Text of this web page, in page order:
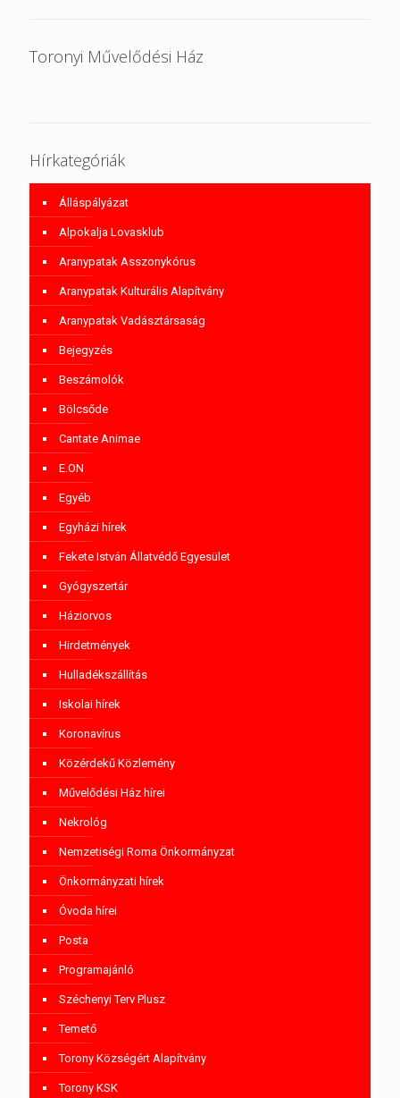
Toronyi Művelődési Ház
Hírkategóriák
Álláspályázat
Alpokalja Lovasklub
Aranypatak Asszonykórus
Aranypatak Kulturális Alapítvány
Aranypatak Vadásztársaság
Bejegyzés
Beszámolók
Bölcsőde
Cantate Animae
E.ON
Egyéb
Egyházi hírek
Fekete István Állatvédő Egyesület
Gyógyszertár
Háziorvos
Hirdetmények
Hulladékszállítás
Iskolai hírek
Koronavírus
Közérdekű Közlemény
Művelődési Ház hírei
Nekrológ
Nemzetiségi Roma Önkormányzat
Önkormányzati hírek
Óvoda hírei
Posta
Programajánló
Széchenyi Terv Plusz
Temető
Torony Községért Alapítvány
Torony KSK